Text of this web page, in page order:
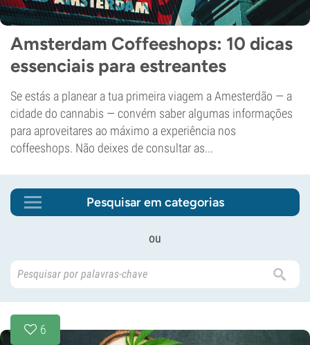
Amsterdam Coffeeshops: 10 dicas
essenciais para estreantes
Se estás a planear a tua primeira viagem a Amesterdão — a
cidade do cannabis — convém saber algumas informações
para aproveitares ao máximo a experiência nos
coffeeshops. Não deixes de consultar as...
Pesquisar em categorias
ou
6